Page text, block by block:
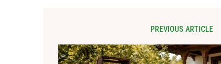
PREVIOUS ARTICLE